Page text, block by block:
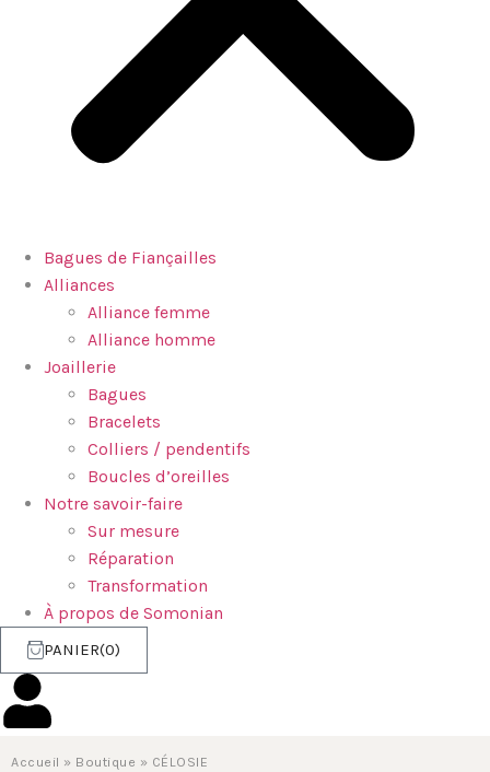
Bagues de Fiançailles
Alliances
Alliance femme
Alliance homme
Joaillerie
Bagues
Bracelets
Colliers / pendentifs
Boucles d’oreilles
Notre savoir-faire
Sur mesure
Réparation
Transformation
À propos de Somonian
0
PANIER
Accueil » Boutique » CÉLOSIE